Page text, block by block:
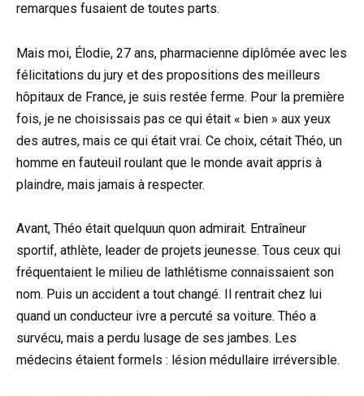
remarques fusaient de toutes parts.
Mais moi, Élodie, 27 ans, pharmacienne diplômée avec les
félicitations du jury et des propositions des meilleurs
hôpitaux de France, je suis restée ferme. Pour la première
fois, je ne choisissais pas ce qui était « bien » aux yeux
des autres, mais ce qui était vrai. Ce choix, cétait Théo, un
homme en fauteuil roulant que le monde avait appris à
plaindre, mais jamais à respecter.
Avant, Théo était quelquun quon admirait. Entraîneur
sportif, athlète, leader de projets jeunesse. Tous ceux qui
fréquentaient le milieu de lathlétisme connaissaient son
nom. Puis un accident a tout changé. Il rentrait chez lui
quand un conducteur ivre a percuté sa voiture. Théo a
survécu, mais a perdu lusage de ses jambes. Les
médecins étaient formels : lésion médullaire irréversible.